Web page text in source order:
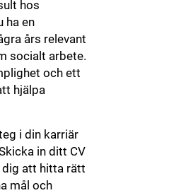
hos
ha en
års relevant
socialt arbete.
och ett
hjälpa
i din karriär
in ditt CV
dig att hitta rätt
mål och